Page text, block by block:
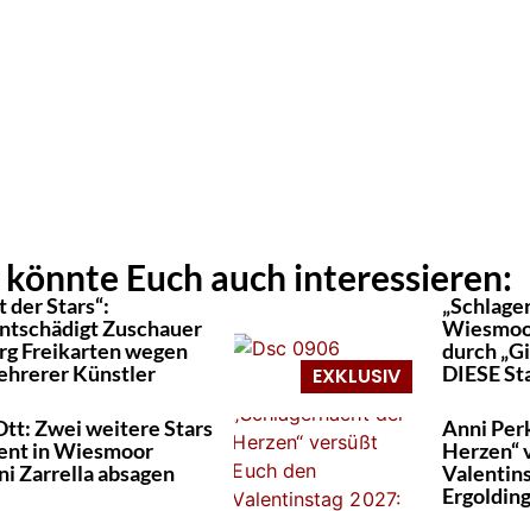
könnte Euch auch interessieren:
der Stars“:
Zuschauer
Freikarten wegen
Künstler
durch
DIESE
Zwei weitere Stars
in Wiesmoor
Zarrella absagen
Anni
Herzen“